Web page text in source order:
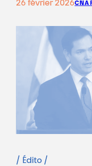
26 février 2026
/ Édito /